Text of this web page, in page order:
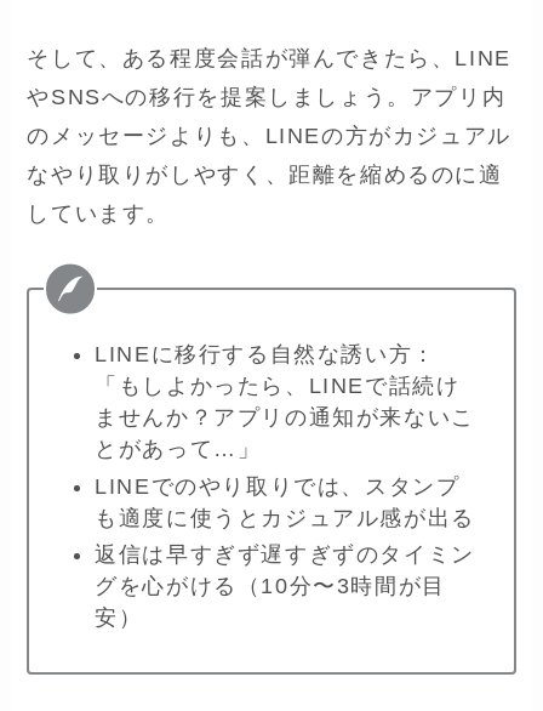
そして、ある程度会話が弾んできたら、LINE
やSNSへの移行を提案しましょう。アプリ内
のメッセージよりも、LINEの方がカジュアル
なやり取りがしやすく、距離を縮めるのに適
しています。
LINEに移行する自然な誘い方：
「もしよかったら、LINEで話続け
ませんか？アプリの通知が来ないこ
とがあって…」
LINEでのやり取りでは、スタンプ
も適度に使うとカジュアル感が出る
返信は早すぎず遅すぎずのタイミン
グを心がける（10分〜3時間が目
安）